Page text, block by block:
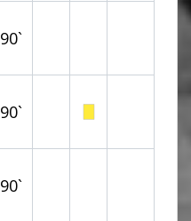
90`
90`
90`